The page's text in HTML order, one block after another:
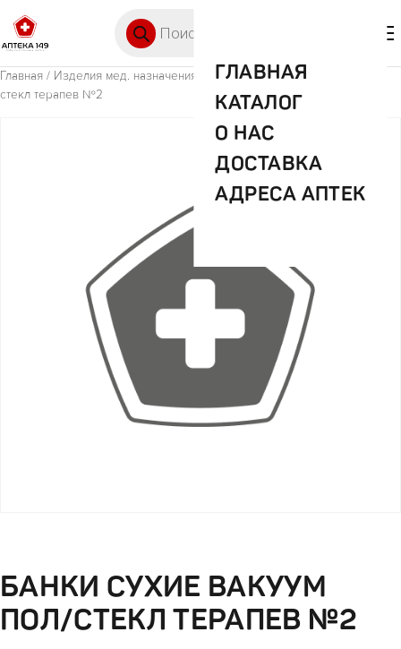
ГЛАВНАЯ
КАТАЛОГ
О НАС
ДОСТАВКА
АДРЕСА АПТЕК
Главная / Изделия мед. назначения (ИМН) / Банки сухие вакуум пол/
стекл терапев №2
БАНКИ СУХИЕ ВАКУУМ
ПОЛ/СТЕКЛ ТЕРАПЕВ №2